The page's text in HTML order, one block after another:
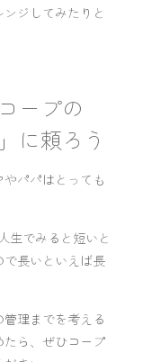
ジしてみたりと
ープの
に頼ろう
パパはとっても
生でみると短いと
長いといえば長
理までを考える
たら、ぜひコープ